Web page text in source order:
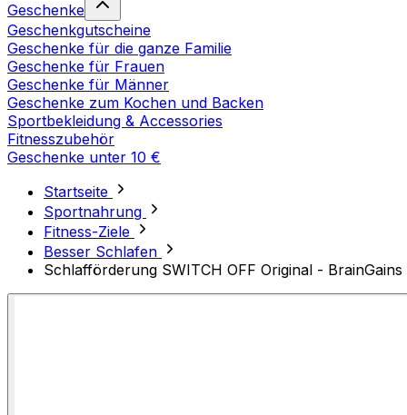
Geschenke
Geschenkgutscheine
Geschenke für die ganze Familie
Geschenke für Frauen
Geschenke für Männer
Geschenke zum Kochen und Backen
Sportbekleidung & Accessories
Fitnesszubehör
Geschenke unter 10 €
Startseite
Sportnahrung
Fitness-Ziele
Besser Schlafen
Schlafförderung SWITCH OFF Original - BrainGains